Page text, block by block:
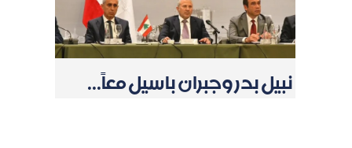
نبيل بدر وجبران باسيل معاً...